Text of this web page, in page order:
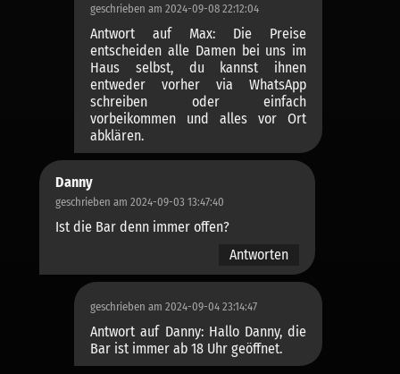
geschrieben am 2024-09-08 22:12:04
Antwort auf Max: Die Preise
entscheiden alle Damen bei uns im
Haus selbst, du kannst ihnen
entweder vorher via WhatsApp
schreiben oder einfach
vorbeikommen und alles vor Ort
abklären.
Danny
geschrieben am 2024-09-03 13:47:40
Ist die Bar denn immer offen?
Antworten
geschrieben am 2024-09-04 23:14:47
Antwort auf Danny: Hallo Danny, die
Bar ist immer ab 18 Uhr geöffnet.